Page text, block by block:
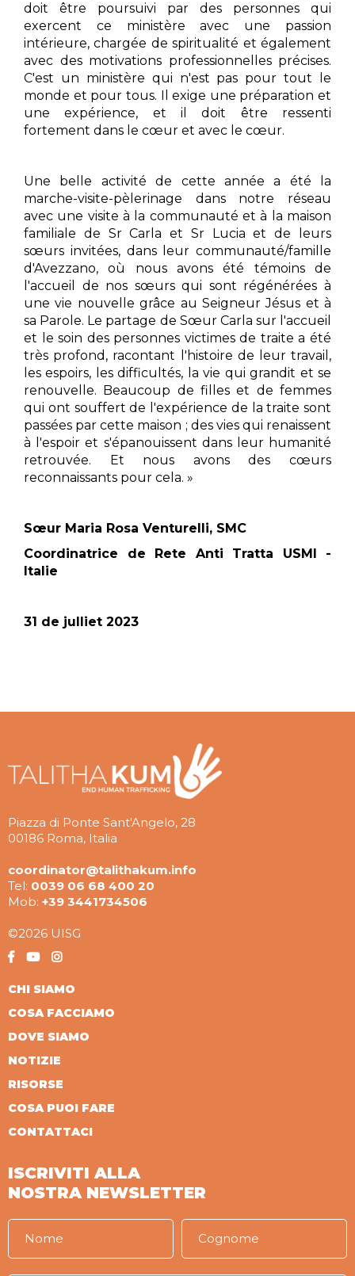
doit être poursuivi par des personnes qui
exercent ce ministère avec une passion
intérieure, chargée de spiritualité et également
avec des motivations professionnelles précises.
C'est un ministère qui n'est pas pour tout le
monde et pour tous. Il exige une préparation et
une expérience, et il doit être ressenti
fortement dans le cœur et avec le cœur.
Une belle activité de cette année a été la
marche-visite-pèlerinage dans notre réseau
avec une visite à la communauté et à la maison
familiale de Sr Carla et Sr Lucia et de leurs
sœurs invitées, dans leur communauté/famille
d'Avezzano, où nous avons été témoins de
l'accueil de nos sœurs qui sont régénérées à
une vie nouvelle grâce au Seigneur Jésus et à
sa Parole. Le partage de Sœur Carla sur l'accueil
et le soin des personnes victimes de traite a été
très profond, racontant l'histoire de leur travail,
les espoirs, les difficultés, la vie qui grandit et se
renouvelle. Beaucoup de filles et de femmes
qui ont souffert de l'expérience de la traite sont
passées par cette maison ; des vies qui renaissent
à l'espoir et s'épanouissent dans leur humanité
retrouvée. Et nous avons des cœurs
reconnaissants pour cela. »
Sœur Maria Rosa Venturelli, SMC
Coordinatrice de Rete Anti Tratta USMI -
Italie
31 de julliet 2023
Piazza di Ponte Sant'Angelo, 28
00186 Roma, Italia
coordinator@talithakum.info
Tel: 0039 06 68 400 20
Mob: +39 3441734506
©2026 UISG
CHI SIAMO
COSA FACCIAMO
DOVE SIAMO
NOTIZIE
RISORSE
COSA PUOI FARE
CONTATTACI
ISCRIVITI ALLA
NOSTRA NEWSLETTER